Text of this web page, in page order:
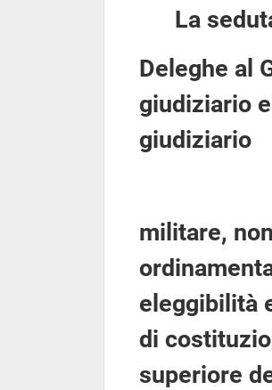
La
Deleghe al
giudiziario
giudiziario
militare,
eleggibilità
di
superiore